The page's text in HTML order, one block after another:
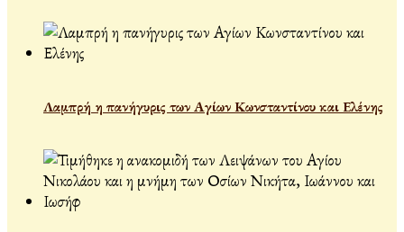
Λαμπρή η πανήγυρις των Αγίων Κωνσταντίνου και Ελένης